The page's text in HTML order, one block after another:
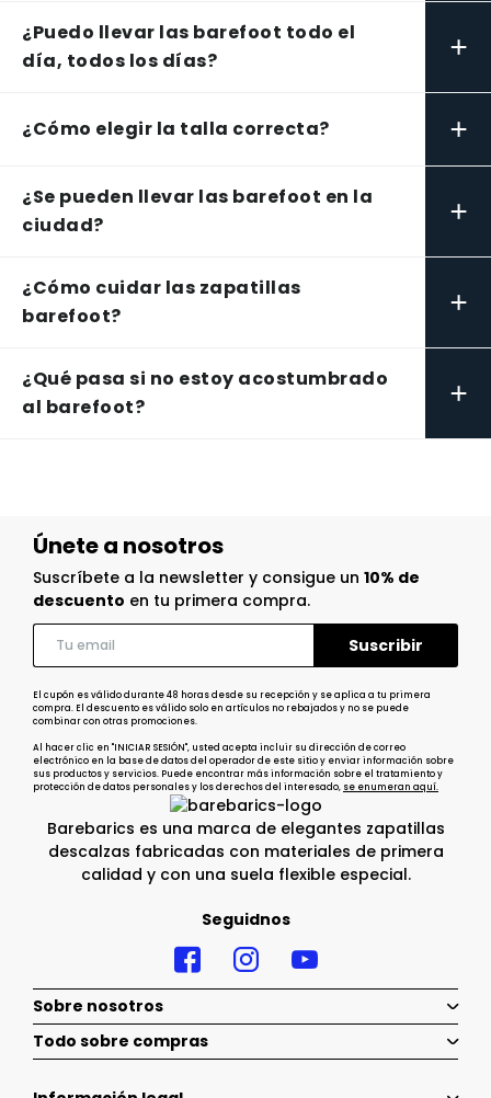
¿Puedo llevar las barefoot todo el
día, todos los días?
+
¿Cómo elegir la talla correcta? +
¿Se pueden llevar las barefoot en la
ciudad?
+
¿Cómo cuidar las zapatillas
barefoot?
+
¿Qué pasa si no estoy acostumbrado
al barefoot?
+
Barebarics es una marca de elegantes zapatillas
descalzas fabricadas con materiales de primera
calidad y con una suela flexible especial.
Seguidnos
Únete a nosotros
Suscríbete a la newsletter y consigue un 10% de
descuento en tu primera compra.
El cupón es válido durante 48 horas desde su recepción y se aplica a tu primera
compra. El descuento es válido solo en artículos no rebajados y no se puede
combinar con otras promociones.
Al hacer clic en "INICIAR SESIÓN", usted acepta incluir su dirección de correo
electrónico en la base de datos del operador de este sitio y enviar información sobre
sus productos y servicios. Puede encontrar más información sobre el tratamiento y
protección de datos personales y los derechos del interesado, se enumeran aquí.
Sobre nosotros
Todo sobre compras